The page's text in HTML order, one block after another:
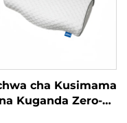
cha Kusimama
na Kuganda Zero-